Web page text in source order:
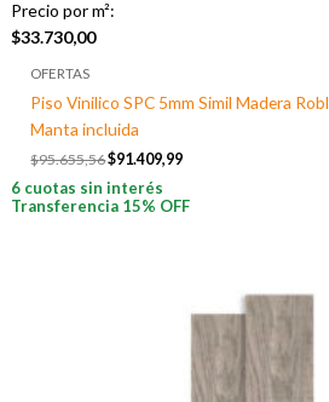
Precio por m²:
$33.730,00
OFERTAS
Piso Vinilico SPC 5mm Simil Madera
Manta incluida
$95.655,56$91.409,99
6 cuotas sin interés
Transferencia 15% OFF